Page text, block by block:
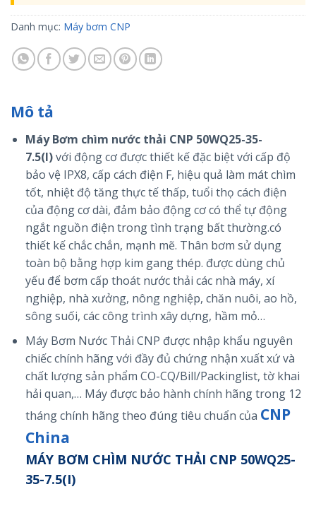
Danh mục: Máy bơm CNP
Mô tả
Máy Bơm chìm nước thải CNP 50WQ25-35-
7.5(I)với động cơ được thiết kế đặc biệt với cấp độ
bảo vệ IPX8, cấp cách điện F, hiệu quả làm mát chìm
tốt, nhiệt độ tăng thực tế thấp, tuổi thọ cách điện
của động cơ dài, đảm bảo động cơ có thể tự động
ngắt nguồn điện trong tình trạng bất thường.có
thiết kế chắc chắn, mạnh mẽ. Thân bơm sử dụng
toàn bộ bằng hợp kim gang thép. được dùng chủ
yếu để bơm cấp thoát nước thải các nhà máy, xí
nghiệp, nhà xưởng, nông nghiệp, chăn nuôi, ao hồ,
sông suối, các công trình xây dựng, hầm mỏ…
Máy Bơm Nước Thải CNP được nhập khẩu nguyên
chiếc chính hãng với đầy đủ chứng nhận xuất xứ và
chất lượng sản phẩm CO-CQ/Bill/Packinglist, tờ khai
hải quan,… Máy được bảo hành chính hãng trong 12
tháng chính hãng theo đúng tiêu chuẩn của CNP
China
MÁY BƠM CHÌM NƯỚC THẢI CNP 50WQ25-
35-7.5(I)